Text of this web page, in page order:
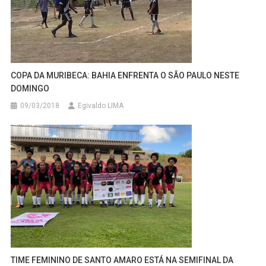
COPA DA MURIBECA: BAHIA ENFRENTA O SÃO PAULO NESTE
DOMINGO
09/03/2018 Egivaldo LIMA
TIME FEMININO DE SANTO AMARO ESTÁ NA SEMIFINAL DA